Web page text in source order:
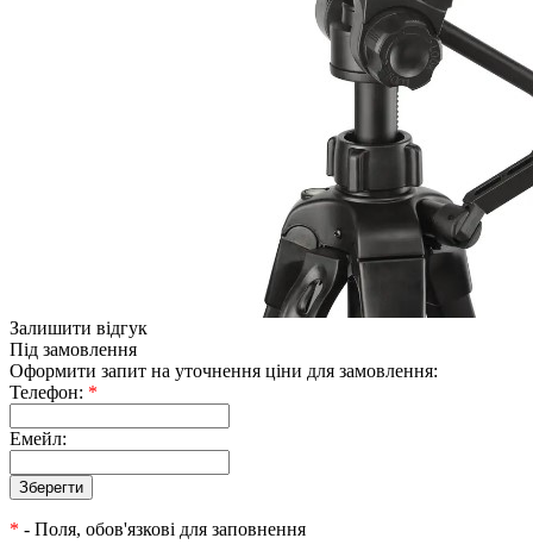
Залишити відгук
Під замовлення
Оформити запит на уточнення ціни для замовлення:
Телефон: *
Емейл:
* - Поля, обов'язкові для заповнення